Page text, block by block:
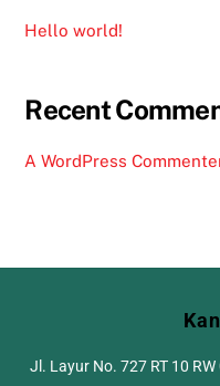
Hello world!
Recent
A WordPress
Jl. Layur No. 727 RT 10